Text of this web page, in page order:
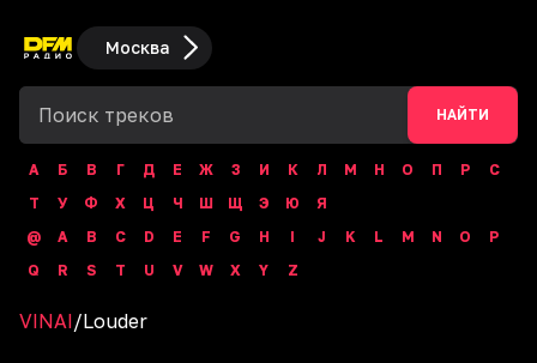
Москва
НАЙТИ
А Б В Г Д Е Ж З И К Л М Н О П Р
С
Т
У Ф Х Ц Ч Ш Щ Э Ю
Я
@
A B C D E F G H I J K L M N O
P
Q
R S T U V W X Y Z
VINAI/Louder